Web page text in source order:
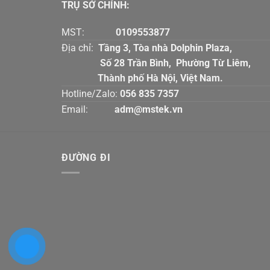
TRỤ SỞ CHÍNH:
MST: 0109553877
Địa chỉ: Tầng 3, Tòa nhà Dolphin
Số 28 Trần Bình, Phường Từ
Thành phố Hà Nội, Việt Nam.
Hotline/Zalo: 056 835 7357
Email:
adm@mstek.vn
ĐƯỜNG ĐI